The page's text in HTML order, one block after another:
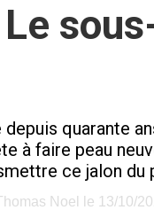
Le
depuis quarante
à faire peau
ce jalon
Noel le 13/10/